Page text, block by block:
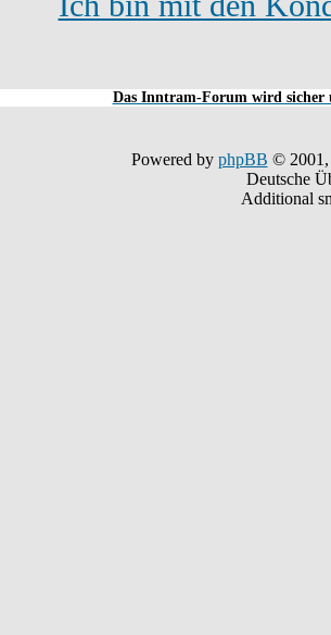
Das Inntram-Forum wird sicher
Powered by phpBB © 2001,
Deutsche
Additional